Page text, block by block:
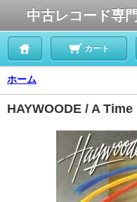
中古レコード専
カート
ホーム
HAYWOODE / A